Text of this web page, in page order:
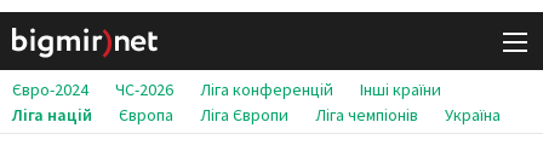
Євро-2024 ЧС-2026 Ліга конференцій
Інші країни
Ліга націй
Європа Ліга Європи Ліга чемпіонів Україна